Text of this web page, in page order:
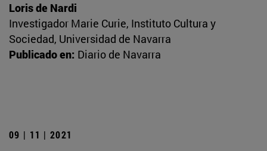
Loris de Nardi
Investigador Marie Curie, Instituto Cultura y
Sociedad, Universidad de Navarra
Publicado en: Diario de Navarra
09 | 11 | 2021